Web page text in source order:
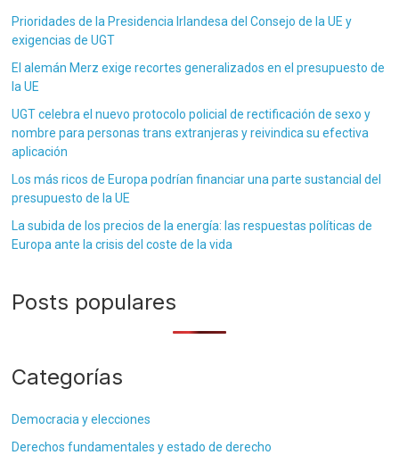
Prioridades de la Presidencia Irlandesa del Consejo de la UE y
exigencias de UGT
El alemán Merz exige recortes generalizados en el presupuesto de
la UE
UGT celebra el nuevo protocolo policial de rectificación de sexo y
nombre para personas trans extranjeras y reivindica su efectiva
aplicación
Los más ricos de Europa podrían financiar una parte sustancial del
presupuesto de la UE
La subida de los precios de la energía: las respuestas políticas de
Europa ante la crisis del coste de la vida
Posts populares
Categorías
Democracia y elecciones
Derechos fundamentales y estado de derecho